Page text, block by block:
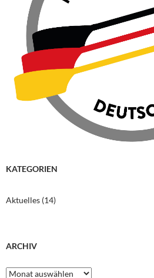
KATEGORIEN
Aktuelles (14)
ARCHIV
Archiv